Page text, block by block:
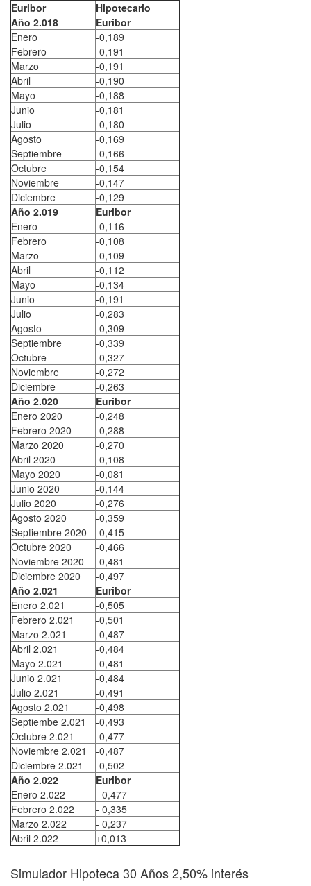
Euribor
Hipotecario
Año 2.018
Euribor
Enero
-0,189
Febrero
-0,191
Marzo
-0,191
Abril
-0,190
Mayo
-0,188
Junio
-0,181
Julio
-0,180
Agosto
-0,169
Septiembre
-0,166
Octubre
-0,154
Noviembre
-0,147
Diciembre
-0,129
Año 2.019
Euribor
Enero
-0,116
Febrero
-0,108
Marzo
-0,109
Abril
-0,112
Mayo
-0,134
Junio
-0,191
Julio
-0,283
Agosto
-0,309
Septiembre
-0,339
Octubre
-0,327
Noviembre
-0,272
Diciembre
-0,263
Año 2.020
Euribor
Enero 2020
-0,248
Febrero 2020
-0,288
Marzo 2020
-0,270
Abril 2020
-0,108
Mayo 2020
-0,081
Junio 2020
-0,144
Julio 2020
-0,276
Agosto 2020
-0,359
Septiembre 2020
-0,415
Octubre 2020
-0,466
Noviembre 2020
-0,481
Diciembre 2020
-0,497
Año 2.021
Euribor
Enero 2.021
-0,505
Febrero 2.021
-0,501
Marzo 2.021
-0,487
Abril 2.021
-0,484
Mayo 2.021
-0,481
Junio 2.021
-0,484
Julio 2.021
-0,491
Agosto 2.021
-0,498
Septiembe 2.021
-0,493
Octubre 2.021
-0,477
Noviembre 2.021
-0,487
Diciembre 2.021
-0,502
Año 2.022
Euribor
Enero 2.022
- 0,477
Febrero 2.022
- 0,335
Marzo 2.022
- 0,237
Abril 2.022
+0,013
Simulador Hipoteca 30 Años 2,50% interés